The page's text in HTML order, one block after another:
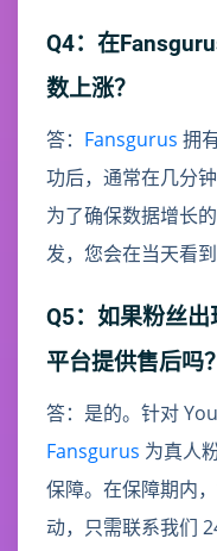
Q4：在
数上涨？
答： Fansgurus 拥
功后，通常在几分
为了确保数据增长
发，您会在当天看
Q5：如果粉丝
平台提供售后吗？
答：是的。针对
Fansgurus 为真人
保障。在保障期内
动，只需联系我们